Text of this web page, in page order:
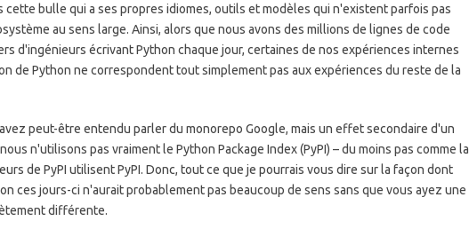
cette bulle qui a ses propres idiomes, outils et modèles qui n'existent parfois pas
au sens large. Ainsi, alors que nous avons des millions de lignes de code
d'ingénieurs écrivant Python chaque jour, certaines de nos expériences internes
de Python ne correspondent tout simplement pas aux expériences du reste de la
peut-être entendu parler du monorepo Google, mais un effet secondaire d'un
n'utilisons pas vraiment le Python Package Index (PyPI) – du moins pas comme la
de PyPI utilisent PyPI. Donc, tout ce que je pourrais vous dire sur la façon dont
ces jours-ci n'aurait probablement pas beaucoup de sens sans que vous ayez une
différente.